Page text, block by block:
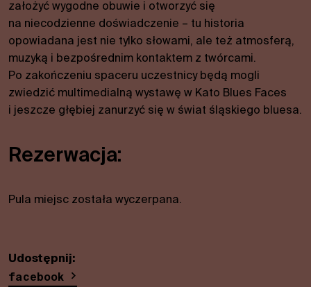
założyć wygodne obuwie i otworzyć się
na niecodzienne doświadczenie – tu historia
opowiadana jest nie tylko słowami, ale też atmosferą,
muzyką i bezpośrednim kontaktem z twórcami.
Po zakończeniu spaceru uczestnicy będą mogli
zwiedzić multimedialną wystawę w Kato Blues Faces
i jeszcze głębiej zanurzyć się w świat śląskiego bluesa.
Rezerwacja:
Pula miejsc została wyczerpana.
Udostępnij:
facebook
Twojej
wizyty. Jeśli
odrzucisz te
pliki cookie,
funkcje
znikną ze
strony
zainteresowaniami i